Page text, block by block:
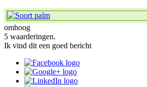
omhoog
5 waarderingen.
Ik vind dit een goed bericht